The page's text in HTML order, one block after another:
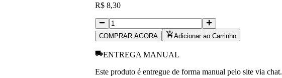
R$ 8,30
COMPRAR AGORA Adicionar ao Carrinho
ENTREGA MANUAL
Este produto é entregue de forma manual pelo site via chat.